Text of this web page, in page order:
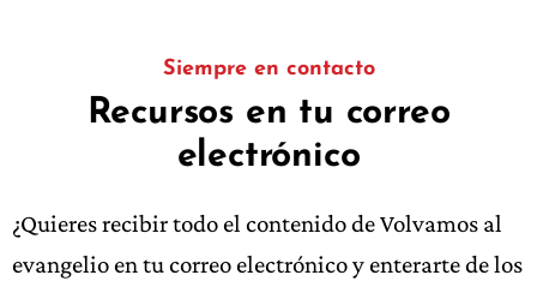
Siempre en contacto
Recursos en tu correo
electrónico
¿Quieres recibir todo el contenido de Volvamos al
evangelio en tu correo electrónico y enterarte de los